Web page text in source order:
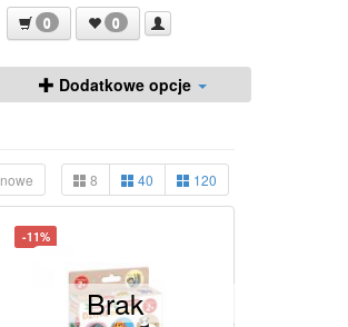
0 0
Dodatkowe opcje
nowe 8 40 120
-11%
Brak